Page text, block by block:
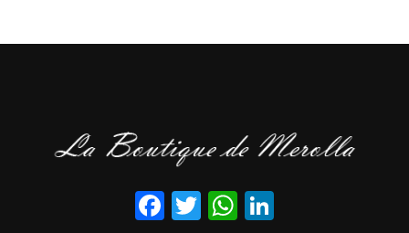
Facebook
TwitterWhatsApp